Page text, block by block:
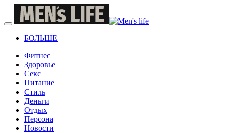
БОЛЬШЕ
Фитнес
Здоровье
Секс
Питание
Стиль
Деньги
Отдых
Персона
Новости